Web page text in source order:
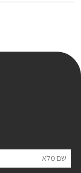
שם מלא